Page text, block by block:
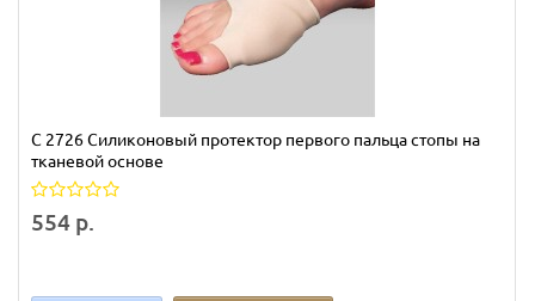
С 2726 Силиконовый протектор первого пальца стопы на
тканевой основе
554 р.